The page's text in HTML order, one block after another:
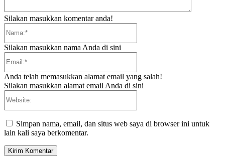
Silakan masukkan komentar anda!
Silakan masukkan nama Anda di sini
Anda telah memasukkan alamat email yang salah!
Silakan masukkan alamat email Anda di sini
Simpan nama, email, dan situs web saya di browser ini untuk
lain kali saya berkomentar.